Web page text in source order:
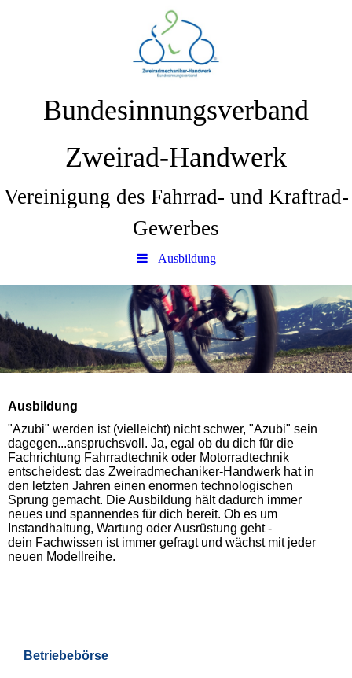
Bundesinnungsverband
Zweirad-Handwerk
Vereinigung des Fahrrad- und Kraftrad-
Gewerbes
Ausbildung
Ausbildung
"Azubi" werden ist (vielleicht) nicht schwer, "Azubi" sein
dagegen...anspruchsvoll. Ja, egal ob du dich für die
Fachrichtung Fahrradtechnik oder Motorradtechnik
entscheidest: das Zweiradmechaniker-Handwerk hat in
den letzten Jahren einen enormen technologischen
Sprung gemacht. Die Ausbildung hält dadurch immer
neues und spannendes für dich bereit. Ob es um
Instandhaltung, Wartung oder Ausrüstung geht -
dein Fachwissen ist immer gefragt und wächst mit jeder
neuen Modellreihe.
Betriebebörse